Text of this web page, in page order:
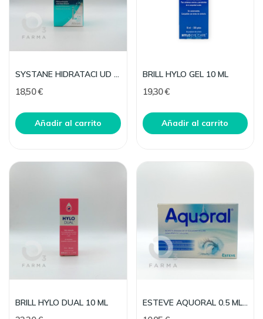
SYSTANE HIDRATACI UD GOTAS OFTAL 30 MONO
18,50 €
Añadir al carrito
BRILL HYLO GEL 10 ML
19,30 €
Añadir al carrito
BRILL HYLO DUAL 10 ML ESTEVE AQUORAL 0.5 ML 20 UD GOTAS OFTAL LUBRIC